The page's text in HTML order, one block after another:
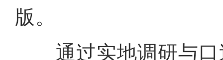
版。
通过实地调研与口